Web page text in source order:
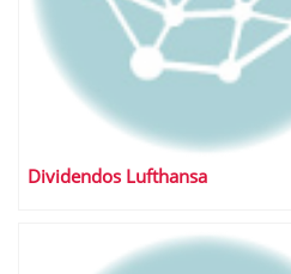
Dividendos Lufthansa